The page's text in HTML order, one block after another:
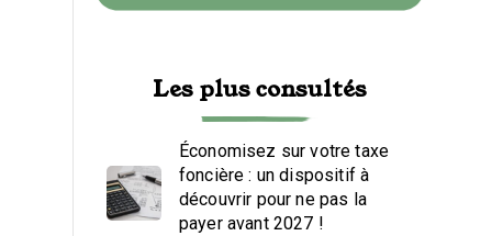
Les plus consultés
Économisez sur votre taxe
foncière : un dispositif à
découvrir pour ne pas la
payer avant 2027 !